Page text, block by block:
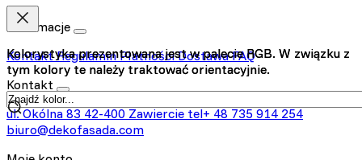
Kolorystyka prezentowana jest w palecie RGB. W związku z
tym kolory te należy traktować orientacyjnie.
Kolorystyka prezentowana jest w palecie RGB. W związku z
tym kolory te należy traktować orientacyjnie.
Informacje
KontaktRegulaminPłatnościDostawaFAQ
Kontakt
ul. Okólna 8342-400 Zawiercietel+ 48 735 914 254
biuro@dekofasada.com